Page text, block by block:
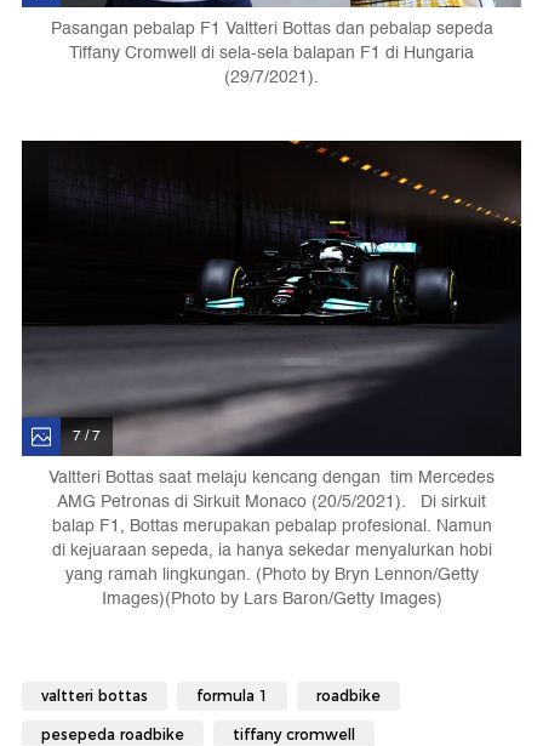
Pasangan pebalap F1 Valtteri Bottas dan pebalap sepeda
Tiffany Cromwell di sela-sela balapan F1 di Hungaria
(29/7/2021).
7 / 7
Valtteri Bottas saat melaju kencang dengan tim Mercedes
AMG Petronas di Sirkuit Monaco (20/5/2021). Di sirkuit
balap F1, Bottas merupakan pebalap profesional. Namun
di kejuaraan sepeda, ia hanya sekedar menyalurkan hobi
yang ramah lingkungan. (Photo by Bryn Lennon/Getty
Images)(Photo by Lars Baron/Getty Images)
valtteri bottas formula 1 roadbike
pesepeda roadbike tiffany cromwell